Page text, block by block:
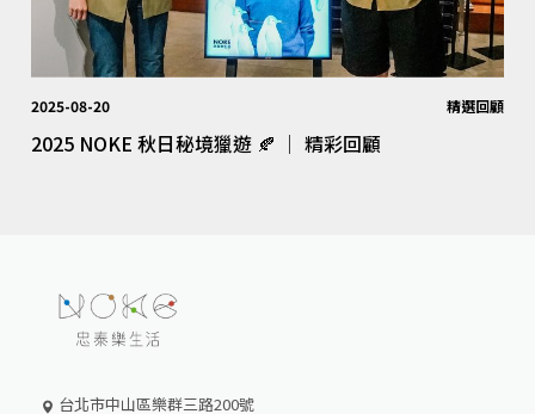
2025-08-20 精選回顧
2025 NOKE 秋日秘境獵遊 🍂 │ 精彩回顧
台北市中山區樂群三路200號